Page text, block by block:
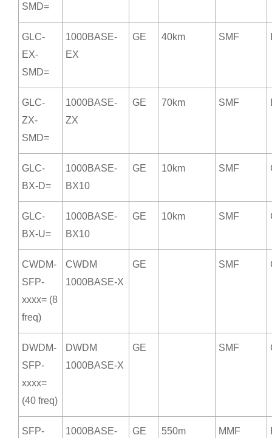
SMD=
GLC-
EX-
SMD=
1000BASE-
EX
GE 40km SMF
GLC-
ZX-
SMD=
1000BASE-
ZX
GE 70km SMF
GLC-
BX-D=
1000BASE-
BX10
GE 10km SMF
GLC-
BX-U=
1000BASE-
BX10
GE 10km SMF
CWDM-
SFP-
xxxx= (8
freq)
CWDM
1000BASE-X
GE SMF
DWDM-
SFP-
xxxx=
(40 freq)
DWDM
1000BASE-X
GE SMF
SFP-
1000BASE-
GE 550m MMF